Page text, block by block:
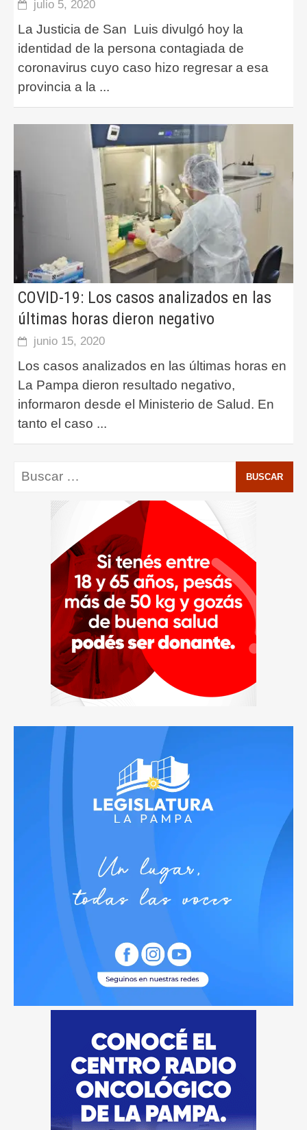
julio 5, 2020
La Justicia de San Luis divulgó hoy la
identidad de la persona contagiada de
coronavirus cuyo caso hizo regresar a esa
provincia a la ...
COVID-19: Los casos analizados en las
últimas horas dieron negativo
junio 15, 2020
Los casos analizados en las últimas horas en
La Pampa dieron resultado negativo,
informaron desde el Ministerio de Salud. En
tanto el caso ...
Buscar: